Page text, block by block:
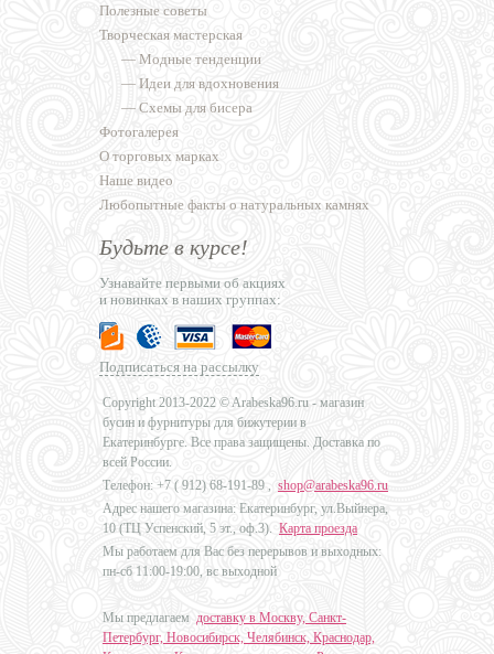
Полезные советы
Творческая мастерская
— Модные тенденции
— Идеи для вдохновения
— Схемы для бисера
Фотогалерея
О торговых марках
Наше видео
Любопытные факты о натуральных камнях
Будьте в курсе!
Узнавайте первыми об акциях
и новинках в наших группах:
Подписаться на рассылку
Copyright 2013-2022 © Arabeska96.ru - магазин
бусин и фурнитуры для бижутерии в
Екатеринбурге. Все права защищены. Доставка по
всей России.
Телефон: +7 ( 912) 68-191-89 , shop@arabeska96.ru
Адрес нашего магазина: Екатеринбург, ул.Выйнера,
10 (ТЦ Успенский, 5 эт., оф.3). Карта проезда
Мы работаем для Вас без перерывов и выходных:
пн-сб 11:00-19:00, вс выходной
Мы предлагаем доставку в Москву, Санкт-
Петербург, Новосибирск, Челябинск, Краснодар,